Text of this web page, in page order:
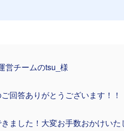
営チームのtsu_様
回答ありがとうございます！！
ました！大変お手数おかけいた